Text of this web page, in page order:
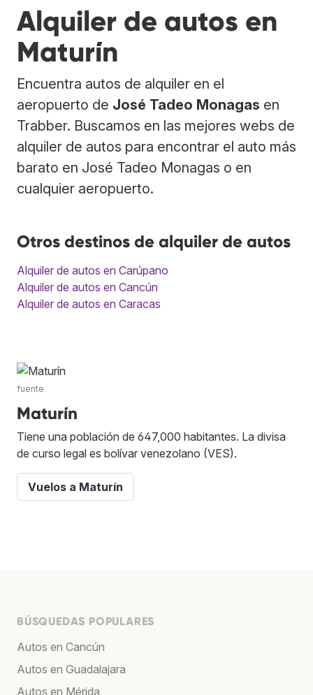
Alquiler de autos en
Maturín
Encuentra autos de alquiler en el
aeropuerto de José Tadeo Monagas en
Trabber. Buscamos en las mejores webs de
alquiler de autos para encontrar el auto más
barato en José Tadeo Monagas o en
cualquier aeropuerto.
Otros destinos de alquiler de autos
Alquiler de autos en Carúpano
Alquiler de autos en Cancún
Alquiler de autos en Caracas
fuente
Maturín
Tiene una población de 647,000 habitantes. La divisa
de curso legal es bolívar venezolano (VES).
Vuelos a Maturín
BÚSQUEDAS POPULARES
Autos en Cancún
Autos en Guadalajara
Autos en Mérida